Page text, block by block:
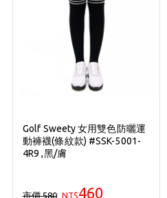
Golf Sweety 女用雙色防曬運
動褲襪(條紋款) #SSK-5001-
4R9 ,黑/膚
市價 580 NT$460